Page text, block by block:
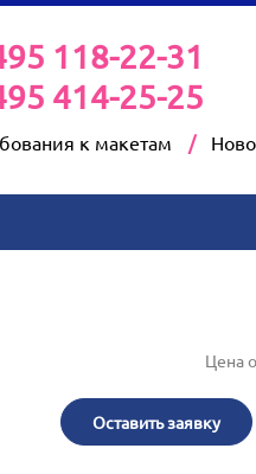
118-22-31
414-25-25
к макетам
Цена
Оставить заявку